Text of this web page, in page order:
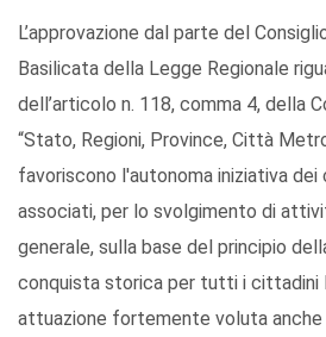
L’approvazione dal parte del
Basilicata della Legge Regionale
dell’articolo n. 118, comma 4, della
“Stato, Regioni, Province, Città
favoriscono l'autonoma iniziativa dei
associati, per lo svolgimento di
generale, sulla base del principio
conquista storica per tutti i cittadini
attuazione fortemente voluta anche